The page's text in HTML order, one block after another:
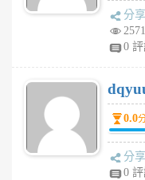
分享
0
0.0
分享
0